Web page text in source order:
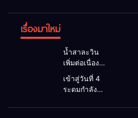
เรื่องมาใหม่
น้ำสาละวิน
เพิ่มต่อเนื่อง
อบต.แม่สาม
แลบเตือนชาว
ริมน้ำยกของ
ขึ้นที่สูง หวั่น
เข้าสู่วันที่ 4
ระดมกำลังทุก
ค้นหาชายวัย